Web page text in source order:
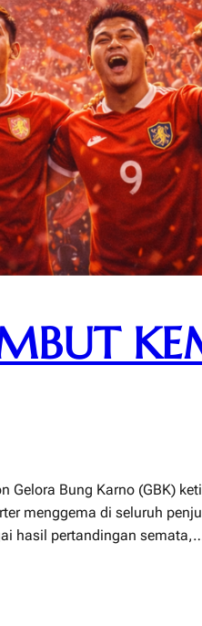
Gelora Bung Karno (GBK)
menggema di seluruh
hasil pertandingan